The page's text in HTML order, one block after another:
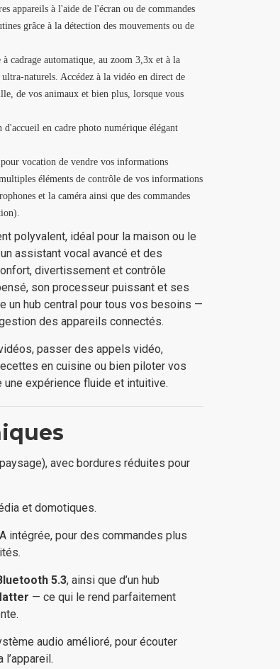
appareils à l'aide de l'écran ou de commandes
grâce à la détection des mouvements ou de
cadrage automatique, au zoom 3,3x et à la
naturels. Accédez à la vidéo en direct de
de vos animaux et bien plus, lorsque vous
en cadre photo numérique élégant
vocation de vendre vos informations
éléments de contrôle de vos informations
et la caméra ainsi que des commandes
polyvalent, idéal pour la maison ou le
assistant vocal avancé et des
divertissement et contrôle
son processeur puissant et ses
un hub central pour tous vos besoins —
des appareils connectés.
passer des appels vidéo,
en cuisine ou bien piloter vos
une expérience fluide et intuitive.
avec bordures réduites pour
et domotiques.
intégrée, pour des commandes plus
5.3, ainsi que d’un hub
— ce qui le rend parfaitement
audio amélioré, pour écouter